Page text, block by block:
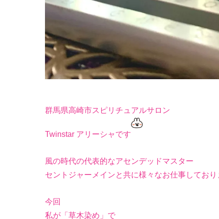
群馬県高崎市スピリチュアルサロン
Twinstar アリーシャです
風の時代の代表的なアセンデッドマスター
セントジャーメインと共に様々なお仕事しており
今回
私が「草木染め」で